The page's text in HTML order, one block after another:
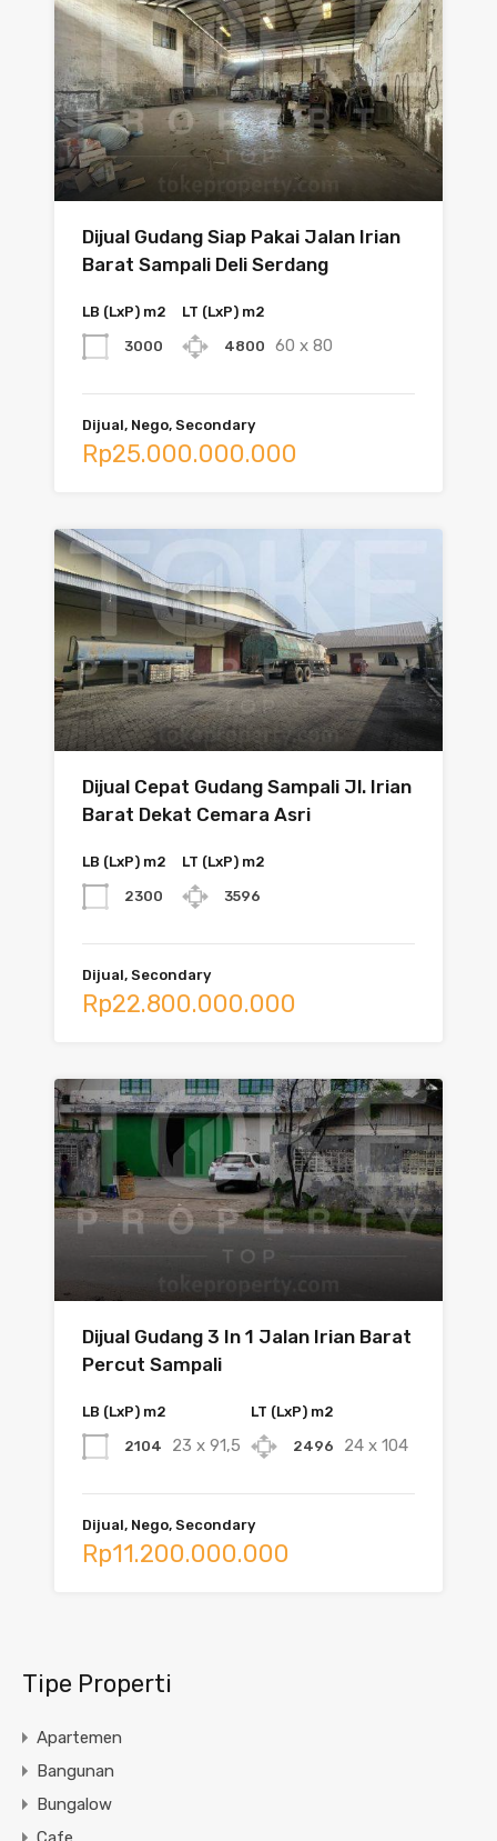
Dijual Gudang Siap Pakai Jalan Irian
Barat Sampali Deli Serdang
LB (LxP) m2
3000
LT (LxP) m2
4800 60 x 80
Dijual, Nego, Secondary
Rp25.000.000.000
Dijual Cepat Gudang Sampali Jl. Irian
Barat Dekat Cemara Asri
LB (LxP) m2
2300
LT (LxP) m2
3596
Dijual, Secondary
Rp22.800.000.000
Dijual Gudang 3 In 1 Jalan Irian Barat
Percut Sampali
LB (LxP) m2
2104 23 x 91,5
LT (LxP) m2
2496 24 x 104
Dijual, Nego, Secondary
Rp11.200.000.000
Tipe Properti
Apartemen
Bangunan
Bungalow